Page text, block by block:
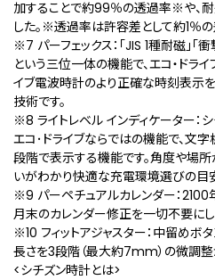
加することで約99％の透過率※や、
した。※透過率は許容差として約1％
※7 パーフェックス：「JIS 1種耐磁」「
という三位一体の機能で、エコ・ドラ
イブ電波時計のより正確な時刻表示
技術です。
※8 ライトレベル インディケーター：
エコ･ドライブならではの機能で、文
段階で表示する機能です。角度や場
いがわかり快適な充電環境選びの目
※9 パーペチュアルカレンダー：
月末のカレンダー修正を一切不要にし
※10 フィットアジャスター：中留めボ
長さを3段階（最大約7mm）の微調整
<シチズン時計とは>